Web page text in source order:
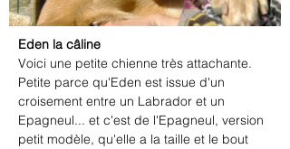
Eden la câline
Voici une petite chienne très attachante.
Petite parce qu'Eden est issue d'un
croisement entre un Labrador et un
Epagneul... et c'est de l'Epagneul, version
petit modèle, qu'elle a la taille et le bout